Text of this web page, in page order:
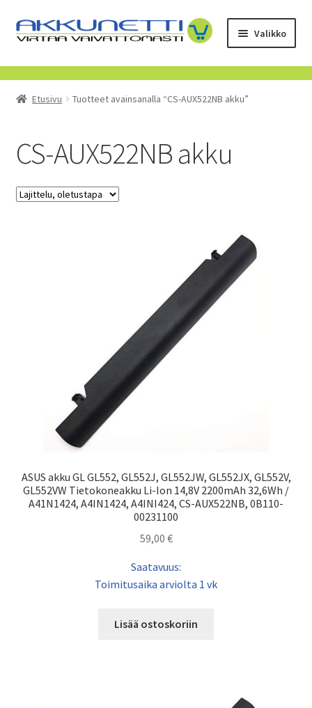
Siirry
navigointiin
Siirry
sisältöön
Valikko
Kauppa
Tietoa meistä
Yrityksille
Etusivu Tuotteet avainsanalla “CS-AUX522NB akku”
CS-AUX522NB akku
ASUS akku GL GL552, GL552J, GL552JW, GL552JX, GL552V,
GL552VW Tietokoneakku Li-Ion 14,8V 2200mAh 32,6Wh /
A41N1424, A4IN1424, A4INI424, CS-AUX522NB, 0B110-
00231100
59,00 €
Saatavuus:
Toimitusaika arviolta 1 vk
Lisää ostoskoriin